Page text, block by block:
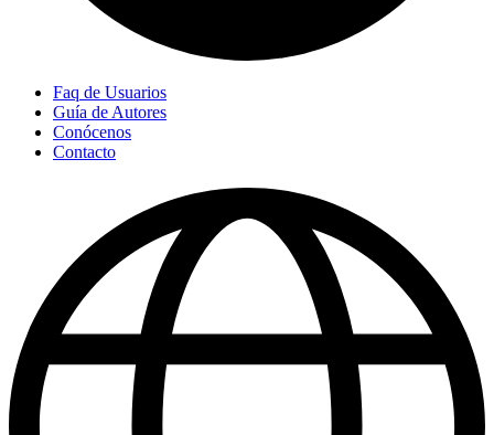
Faq de Usuarios
Guía de Autores
Conócenos
Contacto